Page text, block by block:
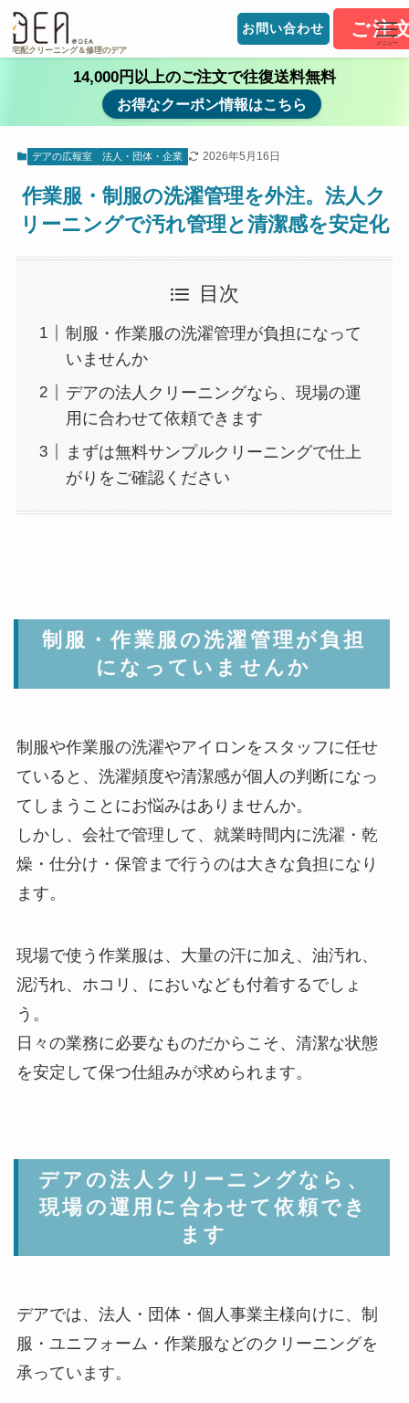
宅配クリーニング＆修理のデア
お問い合わせ ご注
メニュー
14,000円以上のご注文で往復送料無料
お得なクーポン情報はこちら
デアの広報室 法人・団体・企業 2026年5月16日
作業服・制服の洗濯管理を外注。法人ク
リーニングで汚れ管理と清潔感を安定化
目次
制服・作業服の洗濯管理が負担になって
いませんか
デアの法人クリーニングなら、現場の運
用に合わせて依頼できます
まずは無料サンプルクリーニングで仕上
がりをご確認ください
制服・作業服の洗濯管理が負担
になっていませんか
制服や作業服の洗濯やアイロンをスタッフに任せ
ていると、洗濯頻度や清潔感が個人の判断になっ
てしまうことにお悩みはありませんか。
しかし、会社で管理して、就業時間内に洗濯・乾
燥・仕分け・保管まで行うのは大きな負担になり
ます。
現場で使う作業服は、大量の汗に加え、油汚れ、
泥汚れ、ホコリ、においなども付着するでしょ
う。
日々の業務に必要なものだからこそ、清潔な状態
を安定して保つ仕組みが求められます。
デアの法人クリーニングなら、
現場の運用に合わせて依頼でき
ます
デアでは、法人・団体・個人事業主様向けに、制
服・ユニフォーム・作業服などのクリーニングを
承っています。